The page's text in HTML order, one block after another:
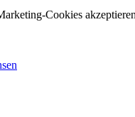
Cookies